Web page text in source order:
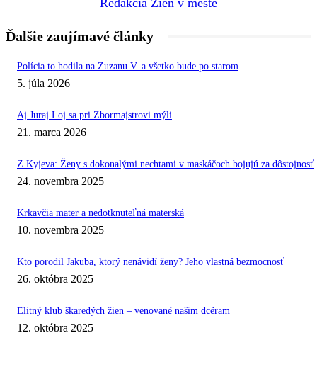
Redakcia Žien v meste
Ďalšie zaujímavé články
Polícia to hodila na Zuzanu V. a všetko bude po starom
5. júla 2026
Aj Juraj Loj sa pri Zbormajstrovi mýli
21. marca 2026
Z Kyjeva: Ženy s dokonalými nechtami v maskáčoch bojujú za dôstojnosť
24. novembra 2025
Krkavčia mater a nedotknuteľná materská
10. novembra 2025
Kto porodil Jakuba, ktorý nenávidí ženy? Jeho vlastná bezmocnosť
26. októbra 2025
Elitný klub škaredých žien – venované našim dcéram
12. októbra 2025